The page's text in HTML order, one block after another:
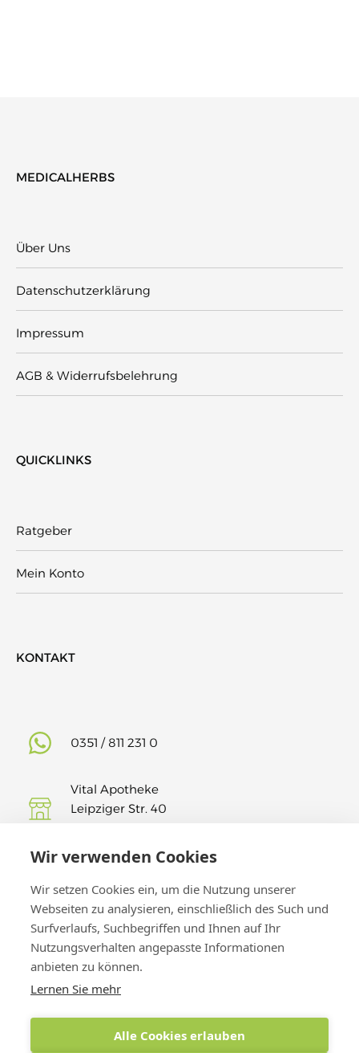
MEDICALHERBS
Über Uns
Datenschutzerklärung
Impressum
AGB & Widerrufsbelehrung
QUICKLINKS
Ratgeber
Mein Konto
KONTAKT
0351 / 811 231 0
Vital Apotheke
Leipziger Str. 40
Wir verwenden Cookies
Wir setzen Cookies ein, um die Nutzung unserer
Webseiten zu analysieren, einschließlich des Such und
Surfverlaufs, Suchbegriffen und Ihnen auf Ihr
Nutzungsverhalten angepasste Informationen
anbieten zu können.
Lernen Sie mehr
Alle Cookies erlauben